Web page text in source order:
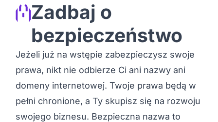
Zadbaj o
bezpieczeństwo
Jeżeli już na wstępie zabezpieczysz swoje
prawa, nikt nie odbierze Ci ani nazwy ani
domeny internetowej. Twoje prawa będą w
pełni chronione, a Ty skupisz się na rozwoju
swojego biznesu. Bezpieczna nazwa to